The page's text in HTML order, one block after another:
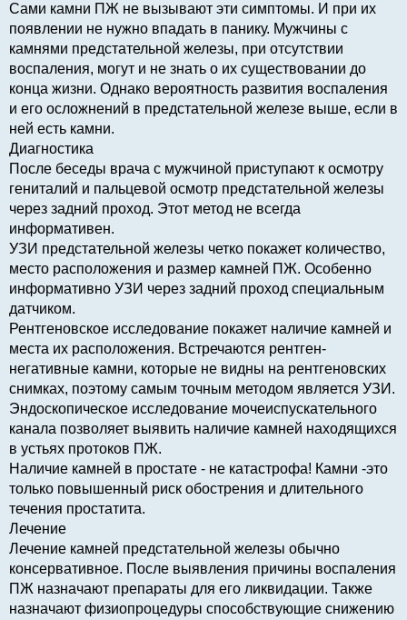
Сами камни ПЖ не вызывают эти симптомы. И при их
появлении не нужно впадать в панику. Мужчины с
камнями предстательной железы, при отсутствии
воспаления, могут и не знать о их существовании до
конца жизни. Однако вероятность развития воспаления
и его осложнений в предстательной железе выше, если в
ней есть камни.
Диагностика
После беседы врача с мужчиной приступают к осмотру
гениталий и пальцевой осмотр предстательной железы
через задний проход. Этот метод не всегда
информативен.
УЗИ предстательной железы четко покажет количество,
место расположения и размер камней ПЖ. Особенно
информативно УЗИ через задний проход специальным
датчиком.
Рентгеновское исследование покажет наличие камней и
места их расположения. Встречаются рентген-
негативные камни, которые не видны на рентгеновских
снимках, поэтому самым точным методом является УЗИ.
Эндоскопическое исследование мочеиспускательного
канала позволяет выявить наличие камней находящихся
в устьях протоков ПЖ.
Наличие камней в простате - не катастрофа! Камни -это
только повышенный риск обострения и длительного
течения простатита.
Лечение
Лечение камней предстательной железы обычно
консервативное. После выявления причины воспаления
ПЖ назначают препараты для его ликвидации. Также
назначают физиопроцедуры способствующие снижению